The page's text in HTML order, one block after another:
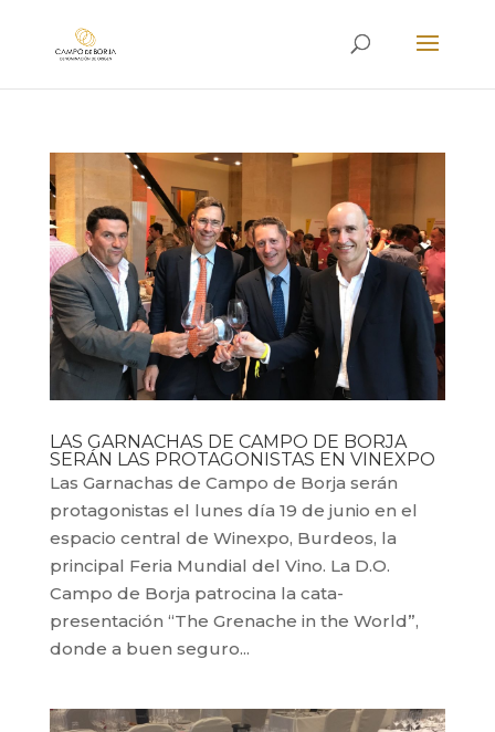
LAS GARNACHAS DE CAMPO DE BORJA
SERÁN LAS PROTAGONISTAS EN VINEXPO
Las Garnachas de Campo de Borja serán
protagonistas el lunes día 19 de junio en el
espacio central de Winexpo, Burdeos, la
principal Feria Mundial del Vino. La D.O.
Campo de Borja patrocina la cata-
presentación “The Grenache in the World”,
donde a buen seguro...